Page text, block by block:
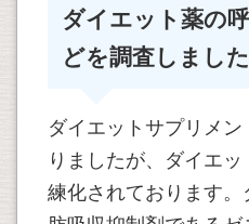
ダイエット薬の
どを調査しました
ダイエットサプリメ
りましたが、ダイエ
練化されております